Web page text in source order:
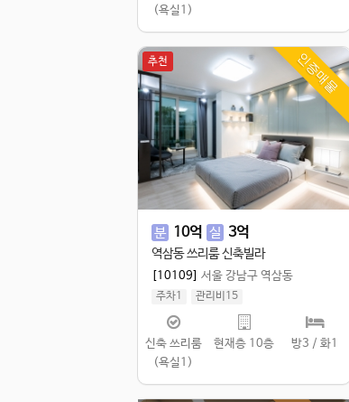
(욕실1)
인증매물
추천
분 10억 실 3억
역삼동 쓰리룸 신축빌라
[10109] 서울 강남구 역삼동
주차1
관리비15
실 114.65㎡
공 146.56㎡
신축 쓰리룸
(욕실1)
현재층 10층 방3 / 화1